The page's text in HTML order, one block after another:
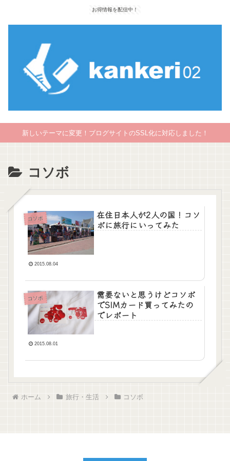
お得情報を配信中！
新しいテーマに変更！ブログサイトのSSL化に対応しました！
コソボ
コソボ
在住日本人が2人の国！コソ
ボに旅行にいってみた
2015.08.04
コソボ
需要ないと思うけどコソボ
でSIMカード買ってみたの
でレポート
2015.08.01
ホーム 旅行・生活 コソボ